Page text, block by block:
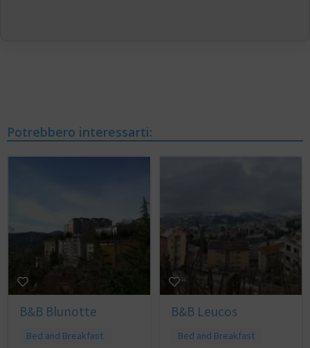
Potrebbero interessarti:
B&B Blunotte
Bed and Breakfast
B&B Leucos
Bed and Breakfast